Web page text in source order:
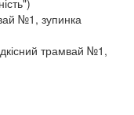
№1, зупинка
трамвай №1,